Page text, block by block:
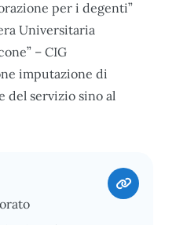
per i degenti”
Universitaria
– CIG
imputazione di
del servizio sino al